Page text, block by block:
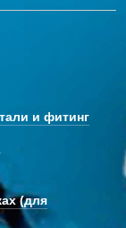
и фитинг
(для